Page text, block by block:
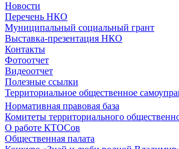
Новости
Перечень НКО
Муниципальный социальный грант
Выставка-презентация НКО
Контакты
Фотоотчет
Видеоотчет
Полезные ссылки
Территориальное общественное
Нормативная правовая база
Комитеты территориального
О работе КТОСов
Общественная палата